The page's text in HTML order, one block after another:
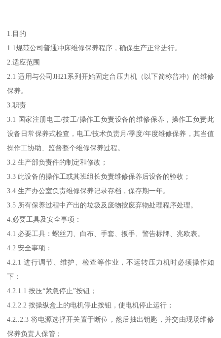
1.目的
1.1规范公司普通冲床维修保养程序，确保生产正常进行。
2.适应范围
2.1 适用与公司JH21系列开始固定台压力机（以下简称普冲）的维修
保养。
3.职责
3.1 国家注册电工/技工/操作工负责设备的维修保养，操作工负责此
设备日常保养式检查，电工/技术负责月/季度/年度维修保养，其当值
操作工协助、监督整个维修保养过程。
3.2 生产部负责件的制定和修改；
3.3 此设备的操作工或其班组长负责维修保养后设备的验收；
3.4 生产办公室负责维修保养记录存档，保存期一年。
3.5 所有保养过程中产出的垃圾及废物按废弃物处理程序处理。
4.必要工具及安全事项：
4.1 必要工具：螺丝刀、白布、手套、扳手、警告标牌、兆欧表。
4.2 安全事项：
4.2.1 进行调节、维护、检查等作业，不运转压力机时必须操作如
下：
4.2.1.1 按压“紧急停止”按钮；
4.2.2.2 按操纵盒上的电机停止按钮，使电机停止运行；
4.2..2.3 将电源选择开关置于断位，然后抽出钥匙，并交由现场维修
保养负责人保管；